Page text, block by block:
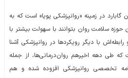
در زمینه «روانپزشکی پویا» است که به
حوزه سلامت روان بتوانند با سهولت بیشتر با
رابطه‌اش با دیگر رویکردها در روانپزشکی آشنا
طی دهه اخیرهم روان‌درمانی‌ها، از جمله
تخصصی روانپزشکی افزوده شده و هم